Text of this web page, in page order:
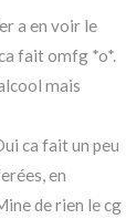
a en voir le
fait omfg *o*.
mais
ca fait un peu
en
de rien le cg